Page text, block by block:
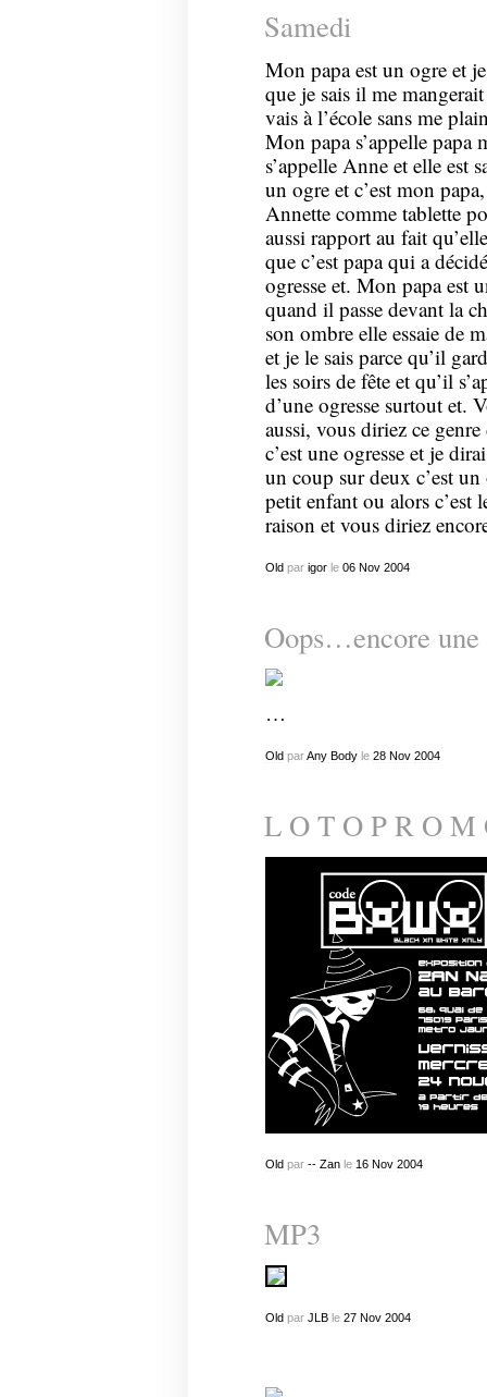
Samedi
Mon papa est un ogre et
que je sais il me
vais à l’école sans me
Mon papa s’appelle papa
s’appelle Anne et elle est
un ogre et c’est mon
Annette comme tablette
aussi rapport au fait
que c’est papa qui a
ogresse et. Mon papa est
quand il passe devant la
son ombre elle essaie de
et je le sais parce qu’il
les soirs de fête et qu’il
d’une ogresse surtout et.
aussi, vous diriez ce
c’est une ogresse et je
un coup sur deux c’est
petit enfant ou alors c’est
raison et vous diriez
Old par igorle 06 Nov 2004
Oops…encore une
…
Old parAny Bodyle 28 Nov 2004
L O T O P R O M
Old par -- Zanle 16 Nov 2004
MP3
Oldpar JLBle 27 Nov 2004